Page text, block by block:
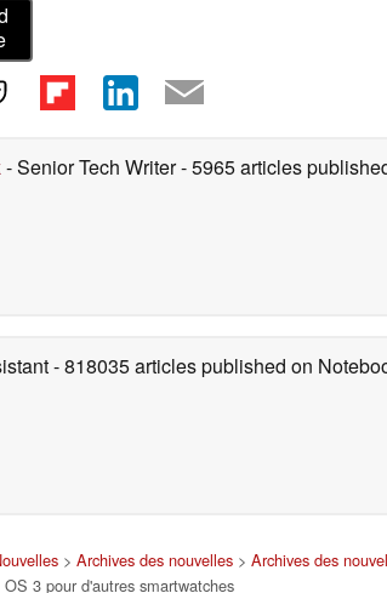
- Senior Tech Writer- 5965 articles
- 818035 articles published on
> Archives des nouvelles> Archives des
OS 3 pour d'autres smartwatches